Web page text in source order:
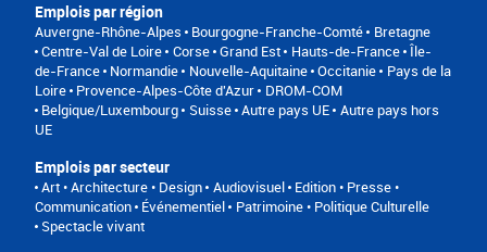
Emplois par région
Auvergne-Rhône-Alpes Bourgogne-Franche-Comté
Bretagne
Centre-Val de Loire Corse Grand Est Hauts-de-France Île-
de-France Normandie Nouvelle-Aquitaine Occitanie
Pays de la
Loire Provence-Alpes-Côte d'Azur
DROM-COM
Belgique/Luxembourg
Suisse Autre pays UE Autre pays hors
UE
Emplois par secteur
Art • Architecture • Design Audiovisuel Edition • Presse •
Communication Événementiel
Patrimoine • Politique Culturelle
Spectacle vivant